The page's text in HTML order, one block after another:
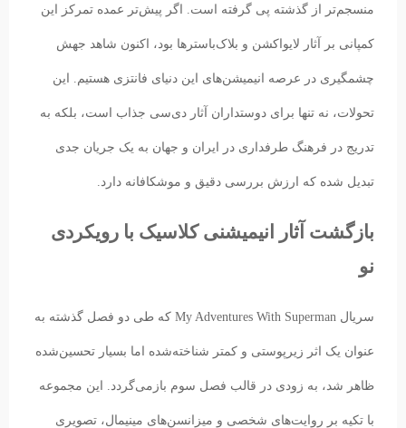
منسجم‌تر از گذشته پی گرفته است. اگر پیش‌تر عمده تمرکز این
کمپانی بر آثار لایواکشن و بلاک‌باسترها بود، اکنون شاهد جهش
چشمگیری در عرصه انیمیشن‌های این دنیای فانتزی هستیم. این
تحولات، نه تنها برای دوستداران آثار دی‌سی جذاب است، بلکه به
تدریج در فرهنگ طرفداری در ایران و جهان به یک جریان جدی
تبدیل شده که ارزش بررسی دقیق و موشکافانه دارد.
بازگشت آثار انیمیشنی کلاسیک با رویکردی
نو
سریال My Adventures With Superman که طی دو فصل گذشته به
عنوان یک اثر زیرپوستی و کمتر شناخته‌شده اما بسیار تحسین‌شده
ظاهر شد، به زودی در قالب فصل سوم بازمی‌گردد. این مجموعه
با تکیه بر روایت‌های شخصی و میزانسن‌های مینیمال، تصویری